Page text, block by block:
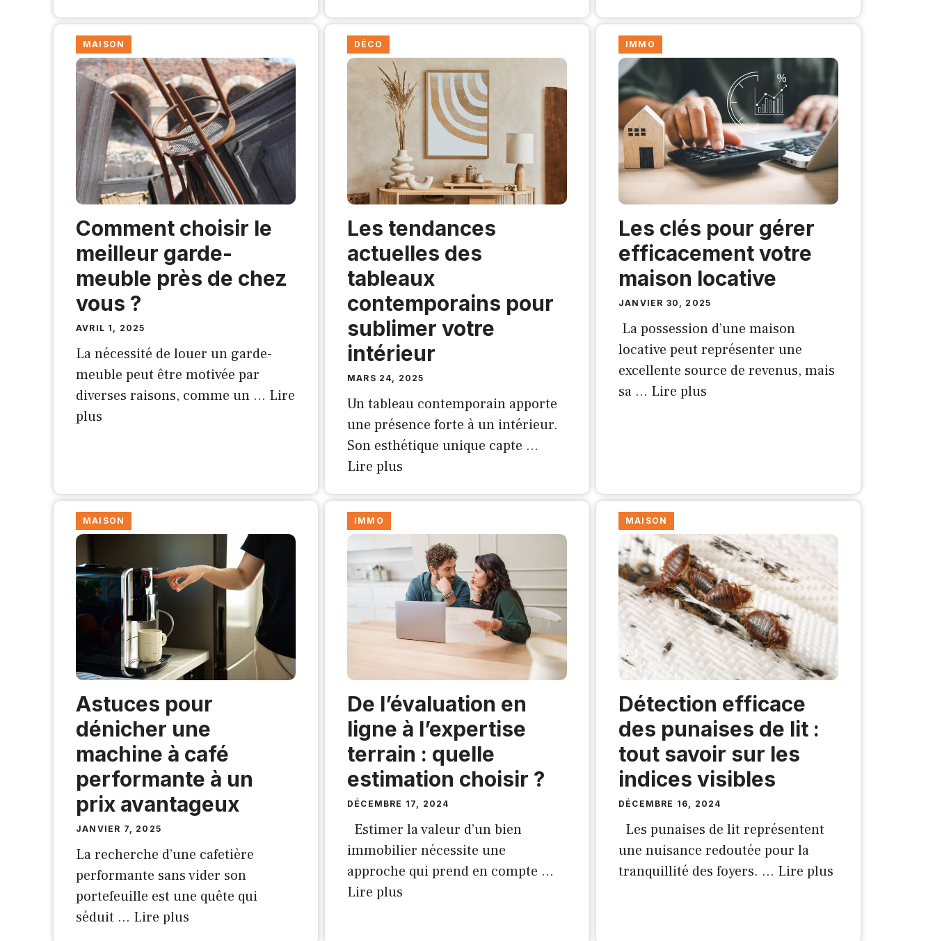
MAISON
Comment choisir le
meilleur garde-
meuble près de chez
vous ?
AVRIL 1, 2025
La nécessité de louer un garde-
meuble peut être motivée par
diverses raisons, comme un … Lire
plus
DÉCO
Les tendances
actuelles des
tableaux
contemporains pour
sublimer votre
intérieur
MARS 24, 2025
Un tableau contemporain apporte
une présence forte à un intérieur.
Son esthétique unique capte …
Lire plus
IMMO
Les clés pour gérer
efficacement votre
maison locative
JANVIER 30, 2025
La possession d’une maison
locative peut représenter une
excellente source de revenus, mais
sa … Lire plus
MAISON
Astuces pour
dénicher une
machine à café
performante à un
prix avantageux
JANVIER 7, 2025
La recherche d’une cafetière
performante sans vider son
portefeuille est une quête qui
séduit … Lire plus
IMMO
De l’évaluation en
ligne à l’expertise
terrain : quelle
estimation choisir ?
DÉCEMBRE 17, 2024
Estimer la valeur d’un bien
immobilier nécessite une
approche qui prend en compte …
Lire plus
MAISON
Détection efficace
des punaises de lit :
tout savoir sur les
indices visibles
DÉCEMBRE 16, 2024
Les punaises de lit représentent
une nuisance redoutée pour la
tranquillité des foyers. … Lire plus